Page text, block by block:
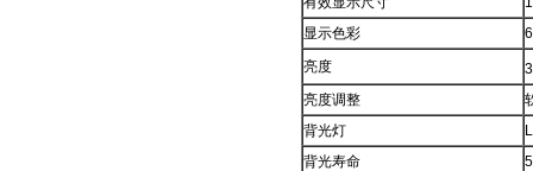
显示色彩
亮度
亮度调整
背光灯
背光寿命